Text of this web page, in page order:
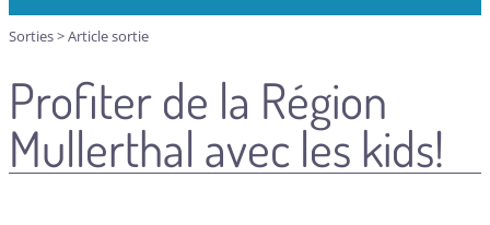
Sorties>Article sortie
Profiter de la Région
Mullerthal avec les kids!